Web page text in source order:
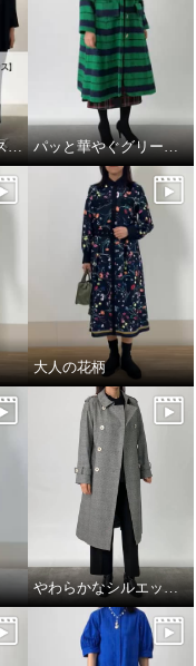
身長169㎝：ブラウスMサイズとLサイズを着比べ パッと華やぐグリーンコート
大人の花柄
やわらかなシルエットの上質トレンチコート